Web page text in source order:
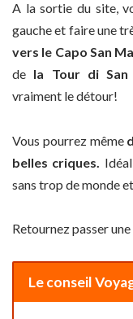
A la sortie du site,
gauche et faire une
vers le Capo San
de la Tour di San
vraiment le détour!
Vous pourrez même
belles criques.
sans trop de monde
Retournez passer
Le conseil